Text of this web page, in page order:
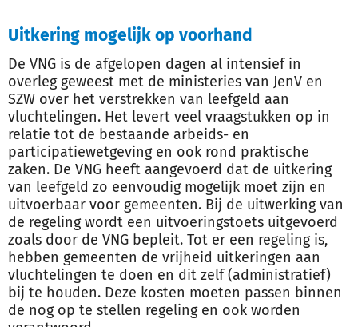
Uitkering mogelijk op voorhand
De VNG is de afgelopen dagen al intensief in
overleg geweest met de ministeries van JenV en
SZW over het verstrekken van leefgeld aan
vluchtelingen. Het levert veel vraagstukken op in
relatie tot de bestaande arbeids- en
participatiewetgeving en ook rond praktische
zaken. De VNG heeft aangevoerd dat de uitkering
van leefgeld zo eenvoudig mogelijk moet zijn en
uitvoerbaar voor gemeenten. Bij de uitwerking van
de regeling wordt een uitvoeringstoets uitgevoerd
zoals door de VNG bepleit. Tot er een regeling is,
hebben gemeenten de vrijheid uitkeringen aan
vluchtelingen te doen en dit zelf (administratief)
bij te houden. Deze kosten moeten passen binnen
de nog op te stellen regeling en ook worden